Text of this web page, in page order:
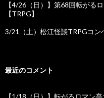
【4/26（日）】第68回転がる
【TRPG】
3/21（土）松江怪談TRPGコン
最近のコメント